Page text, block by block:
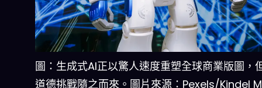
圖：生成式AI正以驚人速度重塑全球商業版圖，
道德挑戰隨之而來。圖片來源：Pexels/Kindel